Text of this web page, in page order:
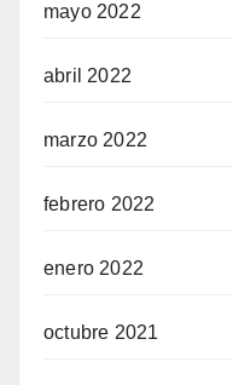
mayo 2022
abril 2022
marzo 2022
febrero 2022
enero 2022
octubre 2021